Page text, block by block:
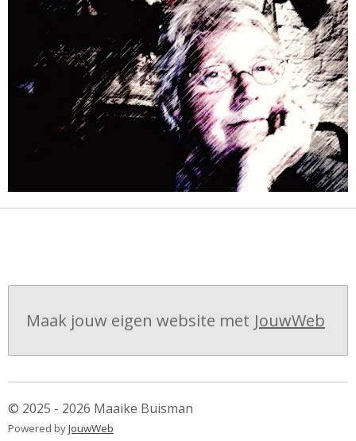
Maak jouw eigen website met JouwWeb
© 2025 - 2026 Maaike Buisman
Powered byJouwWeb